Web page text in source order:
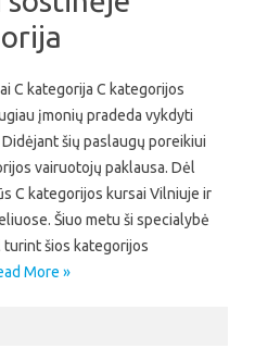
C kategorija C kategorijos
įmonių pradeda vykdyti
šių paslaugų poreikiui
vairuotojų paklausa. Dėl
C kategorijos kursai Vilniuje ir
Šiuo metu ši specialybė
šios kategorijos
More »